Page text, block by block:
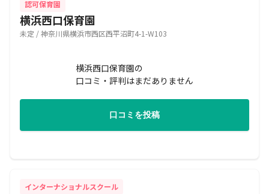
認可保育園
横浜西口保育園
未定 / 神奈川県横浜市西区西平沼町4-1-W103
横浜西口保育園の
口コミ・評判はまだありません
口コミを投稿
インターナショナルスクール